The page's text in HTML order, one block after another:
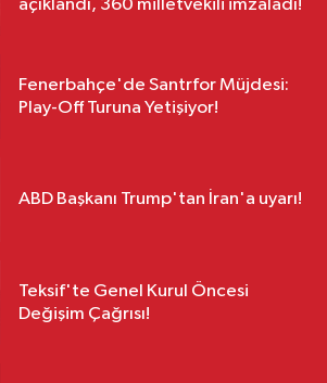
açıklandı, 360 milletvekili imzaladı!
Fenerbahçe'de Santrfor Müjdesi:
Play-Off Turuna Yetişiyor!
ABD Başkanı Trump'tan İran'a uyarı!
Teksif'te Genel Kurul Öncesi
Değişim Çağrısı!